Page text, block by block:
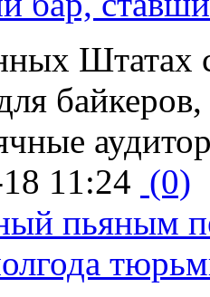
Штатах
11:24 (0)
пьяным